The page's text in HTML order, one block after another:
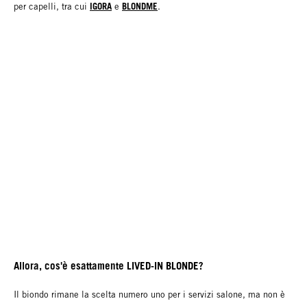
per capelli, tra cui IGORA e BLONDME.
Allora, cos'è esattamente LIVED-IN BLONDE?
Il biondo rimane la scelta numero uno per i servizi salone, ma non è